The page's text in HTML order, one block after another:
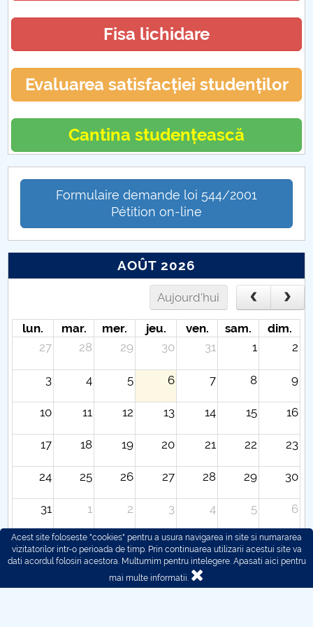
Fisa lichidare
Evaluarea satisfacției studenților
Cantina studențească
Formulaire demande loi 544/2001
Pétition on-line
AOÛT 2026
Aujourd'hui
lun. mar. mer. jeu. ven. sam.
dim.
27
28 29 30 31 1 2
3 4 5 6 7 8 9
10 11 12 13 14 15 16
17 18 19 20 21 22 23
24 25 26 27 28 29 30
31 1 2 3 4 5 6
Acest site foloseste "cookies" pentru a usura navigarea in site si numararea
vizitatorilor intr-o perioada de timp. Prin continuarea utilizarii acestui site va
dati acordul folosiri acestora. Multumim pentru intelegere. Apasati aici pentru
mai multe informatii.